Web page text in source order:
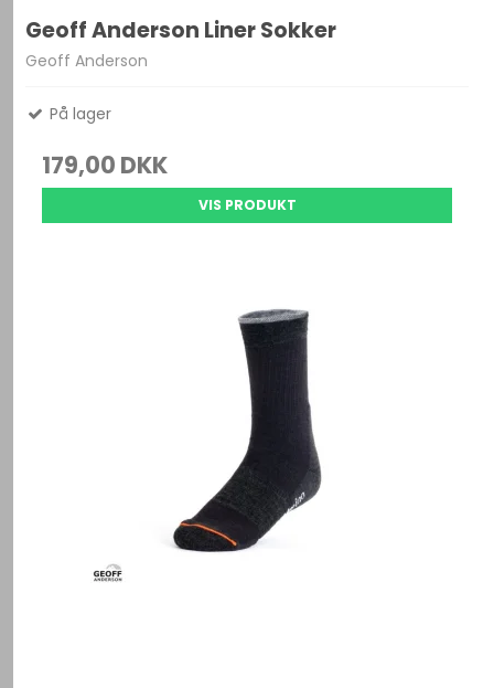
Geoff Anderson Liner Sokker
Geoff Anderson
På lager
179,00 DKK
VIS PRODUKT